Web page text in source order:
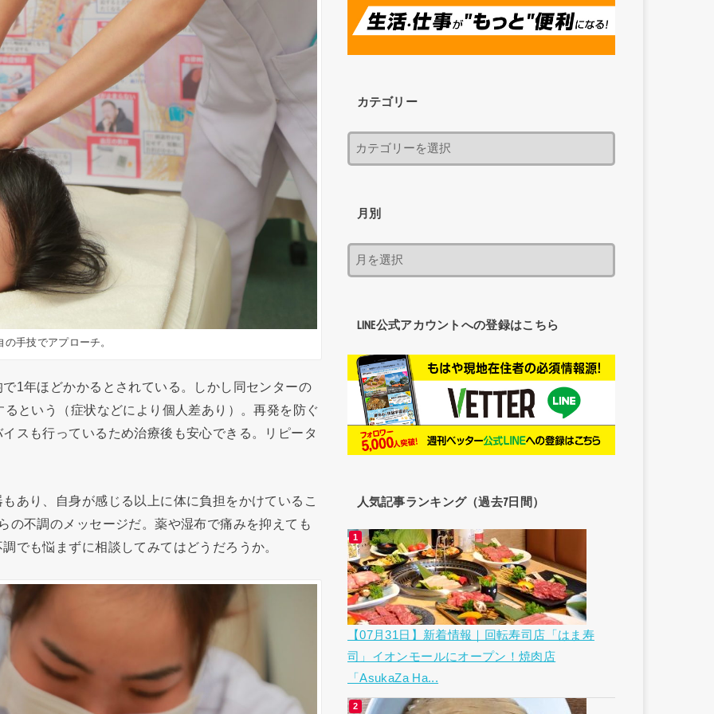
の手技でアプローチ。
1年ほどかかるとされている。しかし同センターの
という（症状などにより個人差あり）。再発を防ぐ
スも行っているため治療後も安心できる。リピータ
あり、自身が感じる以上に体に負担をかけているこ
の不調のメッセージだ。薬や湿布で痛みを抑えても
でも悩まずに相談してみてはどうだろうか。
カテゴリー
月別
LINE公式アカウントへの登録はこちら
人気記事ランキング（過去7日間）
【07月31日】新着情報｜回転寿司店「はま寿
司」イオンモールにオープン！焼肉店
「AsukaZa Ha...